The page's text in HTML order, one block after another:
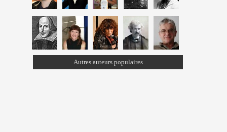
Autres auteurs populaires